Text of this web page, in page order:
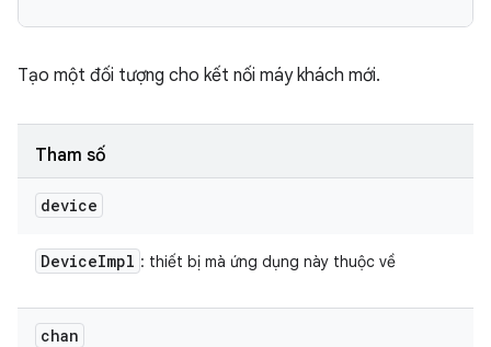
Tạo một đối tượng cho kết nối máy khách mới.
Tham số
device
DeviceImpl : thiết bị mà ứng dụng này thuộc về
chan